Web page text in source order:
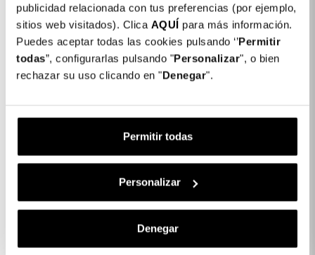
publicidad relacionada con tus preferencias (por ejemplo,
sitios web visitados). Clica AQUÍ para más información.
Puedes aceptar todas las cookies pulsando ‘’Permitir
todas”, configurarlas pulsando "Personalizar", o bien
rechazar su uso clicando en "Denegar".
Permitir todas
Personalizar
Denegar
Colore: Trasparente
COLORES DISPONIBLES
Trasparente
Rinforzata< /div>